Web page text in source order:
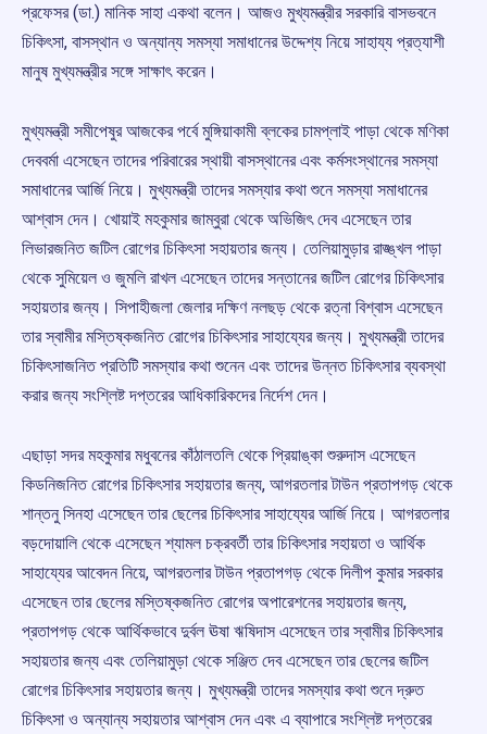
প্রফেসর (ডা.) মানিক সাহা একথা বলেন। আজও মুখ্যমন্ত্রীর সরকারি বাসভবনে
চিকিৎসা, বাসস্থান ও অন্যান্য সমস্যা সমাধানের উদ্দেশ্য নিয়ে সাহায্য প্রত্যাশী
মানুষ মুখ্যমন্ত্রীর সঙ্গে সাক্ষাৎ করেন।
মুখ্যমন্ত্রী সমীপেষুর আজকের পর্বে মুঙ্গিয়াকামী ব্লকের চামপ্লাই পাড়া থেকে মণিকা
দেববর্মা এসেছেন তাদের পরিবারের স্থায়ী বাসস্থানের এবং কর্মসংস্থানের সমস্যা
সমাধানের আর্জি নিয়ে। মুখ্যমন্ত্রী তাদের সমস্যার কথা শুনে সমস্যা সমাধানের
আশ্বাস দেন। খোয়াই মহকুমার জাম্বুরা থেকে অভিজিৎ দেব এসেছেন তার
লিভারজনিত জটিল রোগের চিকিৎসা সহায়তার জন্য। তেলিয়ামুড়ার রাঙ্ঙ্খল পাড়া
থেকে সুমিয়েল ও জুমলি রাখল এসেছেন তাদের সন্তানের জটিল রোগের চিকিৎসার
সহায়তার জন্য। সিপাহীজলা জেলার দক্ষিণ নলছড় থেকে রত্না বিশ্বাস এসেছেন
তার স্বামীর মস্তিষ্কজনিত রোগের চিকিৎসার সাহায্যের জন্য। মুখ্যমন্ত্রী তাদের
চিকিৎসাজনিত প্রতিটি সমস্যার কথা শুনেন এবং তাদের উন্নত চিকিৎসার ব্যবস্থা
করার জন্য সংশ্লিষ্ট দপ্তরের আধিকারিকদের নির্দেশ দেন।
এছাড়া সদর মহকুমার মধুবনের কাঁঠালতলি থেকে প্রিয়াঙ্কা শুরুদাস এসেছেন
কিডনিজনিত রোগের চিকিৎসার সহায়তার জন্য, আগরতলার টাউন প্রতাপগড় থেকে
শান্তনু সিনহা এসেছেন তার ছেলের চিকিৎসার সাহায্যের আর্জি নিয়ে। আগরতলার
বড়দোয়ালি থেকে এসেছেন শ্যামল চক্রবর্তী তার চিকিৎসার সহায়তা ও আর্থিক
সাহায্যের আবেদন নিয়ে, আগরতলার টাউন প্রতাপগড় থেকে দিলীপ কুমার সরকার
এসেছেন তার ছেলের মস্তিষ্কজনিত রোগের অপারেশনের সহায়তার জন্য,
প্রতাপগড় থেকে আর্থিকভাবে দুর্বল ঊষা ঋষিদাস এসেছেন তার স্বামীর চিকিৎসার
সহায়তার জন্য এবং তেলিয়ামুড়া থেকে সঞ্জিত দেব এসেছেন তার ছেলের জটিল
রোগের চিকিৎসার সহায়তার জন্য। মুখ্যমন্ত্রী তাদের সমস্যার কথা শুনে দ্রুত
চিকিৎসা ও অন্যান্য সহায়তার আশ্বাস দেন এবং এ ব্যাপারে সংশ্লিষ্ট দপ্তরের